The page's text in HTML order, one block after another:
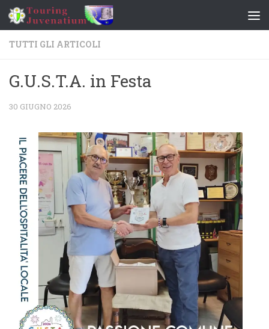
Salta al contenuto
TUTTI GLI ARTICOLI
G.U.S.T.A. in Festa
30 GIUGNO 2026